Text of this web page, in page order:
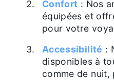
Confort : Nos
équipées et
pour votre
Accessibilité :
disponibles à
comme de